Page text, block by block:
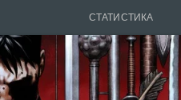
СТАТИСТИКА